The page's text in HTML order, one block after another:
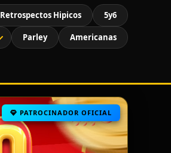
Retrospectos Hipicos 5y6
Parley Americanas
PATROCINADOR OFICIAL